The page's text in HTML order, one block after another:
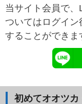
当サイト会員で
ついてはログイ
することができま
初めてオオツカ